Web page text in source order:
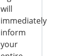
will
immediately
inform
your